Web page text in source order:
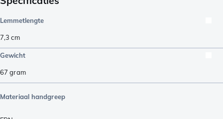
Lemmetlengte
7,3 cm
Gewicht
67 gram
Materiaal handgreep